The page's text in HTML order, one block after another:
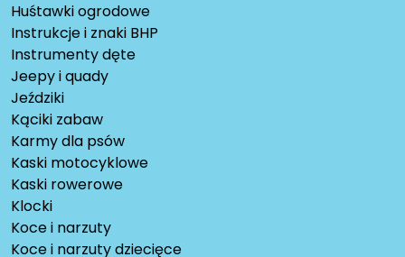
Huśtawki ogrodowe
Instrukcje i znaki BHP
Instrumenty dęte
Jeepy i quady
Jeździki
Kąciki zabaw
Karmy dla psów
Kaski motocyklowe
Kaski rowerowe
Klocki
Koce i narzuty
Koce i narzuty dziecięce